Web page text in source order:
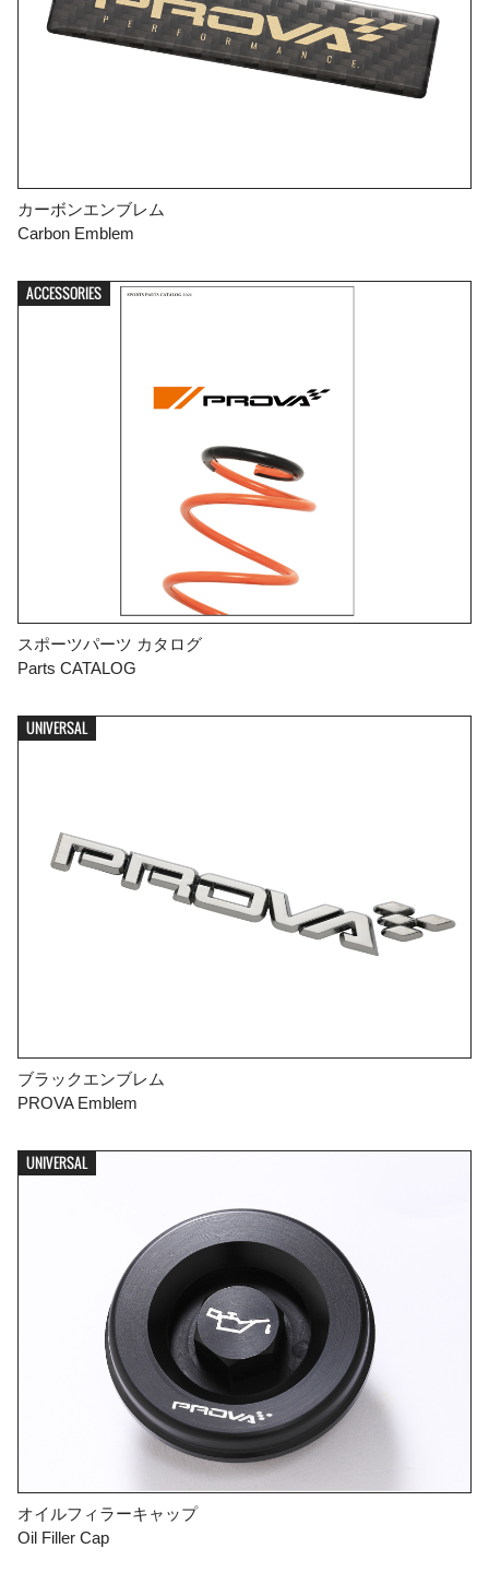
カーボンエンブレム
Carbon Emblem
ACCESSORIES
スポーツパーツ カタログ
Parts CATALOG
UNIVERSAL
ブラックエンブレム
PROVA Emblem
UNIVERSAL
オイルフィラーキャップ
Oil Filler Cap